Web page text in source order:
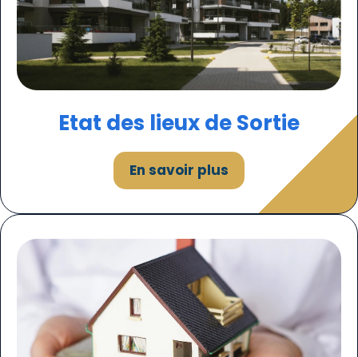
Etat des lieux de Sortie
En savoir plus